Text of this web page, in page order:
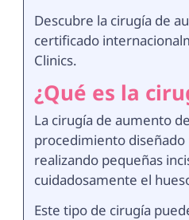
Descubre la cirugía de
certificado
Clinics.
¿Qué es la
La cirugía de aumento
procedimiento diseñado
realizando pequeñas
cuidadosamente el
Este tipo de cirugía